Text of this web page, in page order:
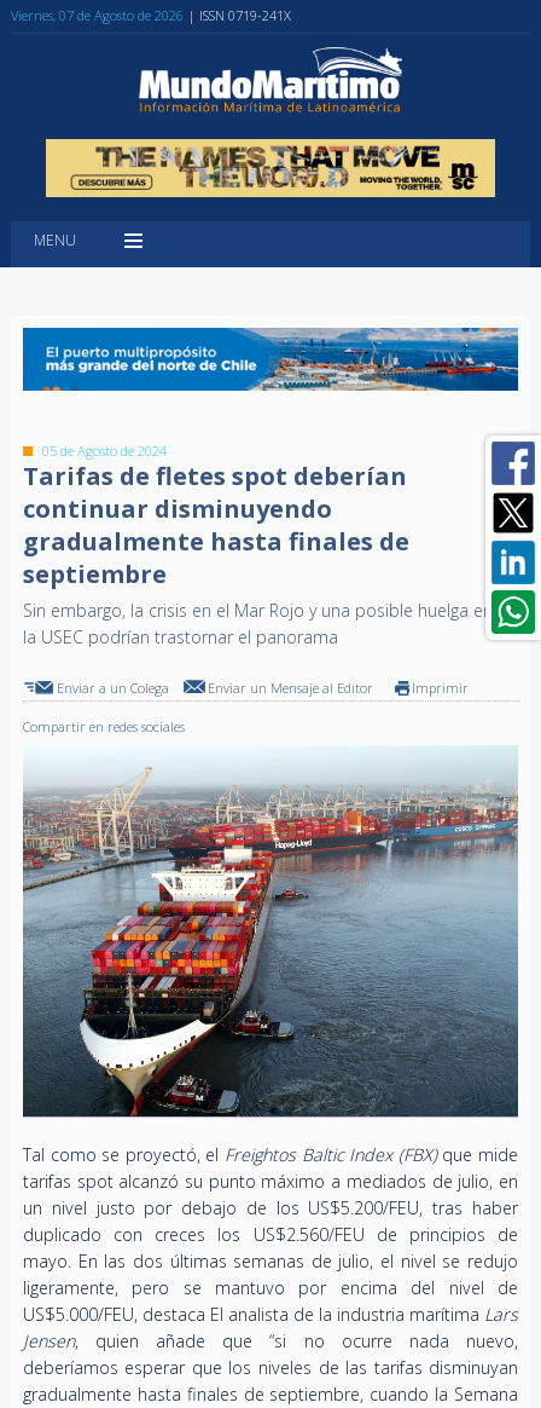
Viernes, 07 de Agosto de 2026 | ISSN 0719-241X
MENU
05 de Agosto de 2024
Tarifas de fletes spot deberían
continuar disminuyendo
gradualmente hasta finales de
septiembre
Sin embargo, la crisis en el Mar Rojo y una posible huelga en
la USEC podrían trastornar el panorama
Enviar a un Colega Enviar un Mensaje al Editor Imprimir
Compartir en redes sociales
Tal como se proyectó, el Freightos Baltic Index (FBX)que mide
tarifas spot alcanzó su punto máximo a mediados de julio, en
un nivel justo por debajo de los US$5.200/FEU, tras haber
duplicado con creces los US$2.560/FEU de principios de
mayo. En las dos últimas semanas de julio, el nivel se redujo
ligeramente, pero se mantuvo por encima del nivel de
US$5.000/FEU, destaca El analista de la industria marítima Lars
Jensen, quien añade que “si no ocurre nada nuevo,
deberíamos esperar que los niveles de las tarifas disminuyan
gradualmente hasta finales de septiembre, cuando la Semana